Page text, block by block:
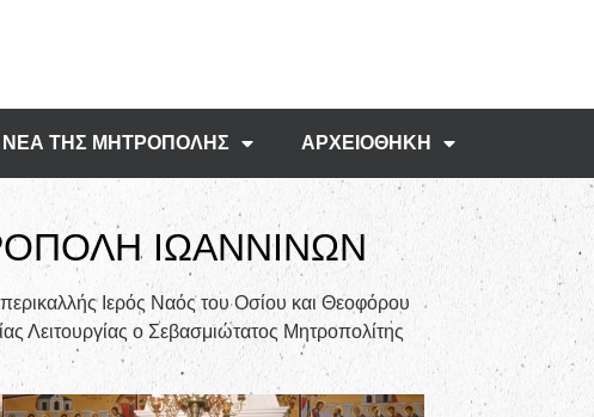
ΝΕΑ ΤΗΣ ΜΗΤΡΟΠΟΛΗΣ ΑΡΧΕΙΟΘΗΚΗ
ΙΩΑΝΝΙΝΩΝ
Ιερός Ναός του Οσίου και Θεοφόρου
Λειτουργίας ο Σεβασμιώτατος Μητροπολίτης